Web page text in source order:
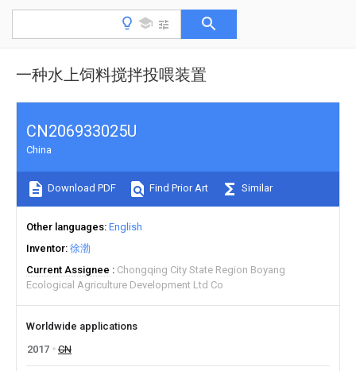
一种水上饲料搅拌投喂装置
CN206933025U
China
Download PDF Find Prior Art Similar
Other languages English
Inventor 徐渤
Current Assignee
Chongqing City State Region Boyang
Ecological Agriculture Development Ltd Co
Worldwide applications
2017
CN